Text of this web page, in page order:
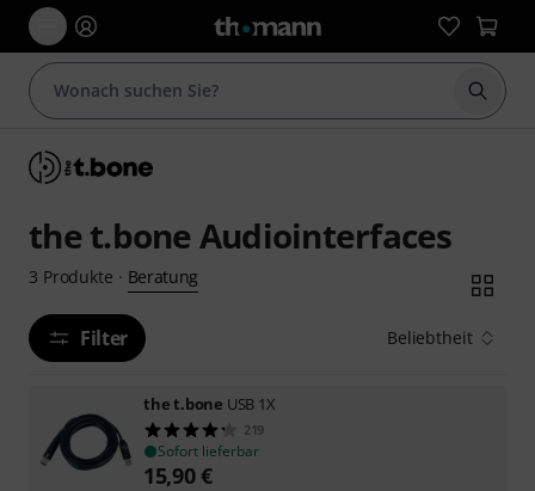
Suche
the t.bone Audiointerfaces
3 Produkte · Beratung
Filter Beliebtheit
the t.bone USB 1X
219
Sofort lieferbar
15,90€